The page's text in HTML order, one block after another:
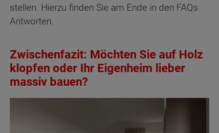
stellen. Hierzu finden Sie am Ende in den FAQs
Antworten.
Zwischenfazit: Möchten Sie auf Holz
klopfen oder Ihr Eigenheim lieber
massiv bauen?